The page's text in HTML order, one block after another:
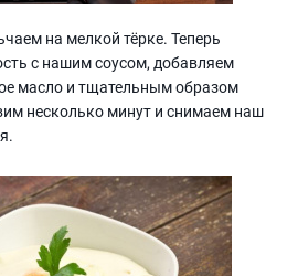
на мелкой тёрке. Теперь
с нашим соусом, добавляем
масло и тщательным образом
несколько минут и снимаем наш